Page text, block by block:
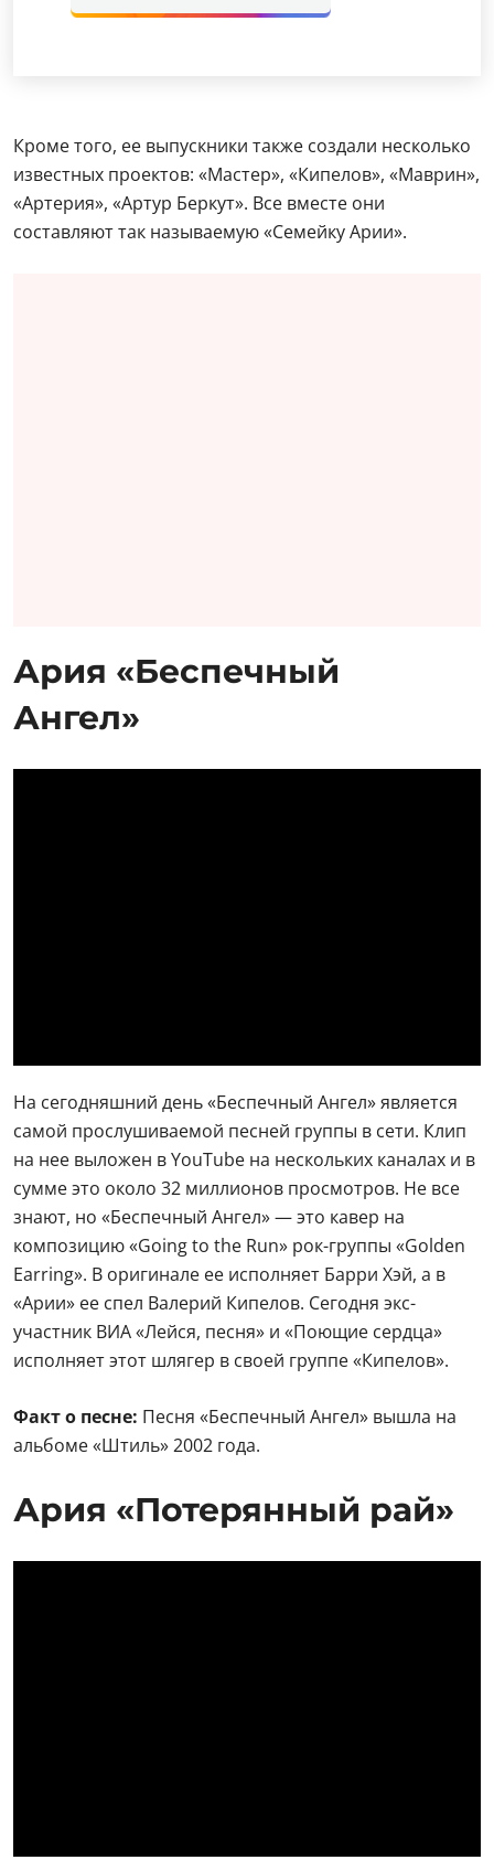
Кроме того, ее выпускники также создали несколько
известных проектов: «Мастер», «Кипелов», «Маврин»,
«Артерия», «Артур Беркут». Все вместе они
составляют так называемую «Семейку Арии».
Ария «Беспечный
Ангел»
На сегодняшний день «Беспечный Ангел» является
самой прослушиваемой песней группы в сети. Клип
на нее выложен в YouTube на нескольких каналах и в
сумме это около 32 миллионов просмотров. Не все
знают, но «Беспечный Ангел» — это кавер на
композицию «Going to the Run» рок-группы «Golden
Earring». В оригинале ее исполняет Барри Хэй, а в
«Арии» ее спел Валерий Кипелов. Сегодня экс-
участник ВИА «Лейся, песня» и «Поющие сердца»
исполняет этот шлягер в своей группе «Кипелов».
Факт о песне: Песня «Беспечный Ангел» вышла на
альбоме «Штиль» 2002 года.
Ария «Потерянный рай»